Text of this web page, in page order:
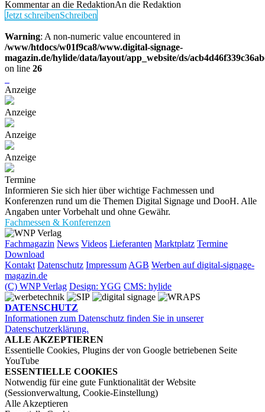
Kommentar an die RedaktionAn die Redaktion
Jetzt schreibenSchreiben
Warning: A non-numeric value encountered in
/www/htdocs/w01f9ca8/www.digital-signage-
magazin.de/hylide/data/layout/app_website/ds/
on line 26
Anzeige
Anzeige
Anzeige
Anzeige
Termine
Informieren Sie sich hier über wichtige Fachmessen und
Konferenzen rund um die Themen Digital Signage und DooH. Alle
Angaben unter Vorbehalt und ohne Gewähr.
Fachmessen & Konferenzen
Fachmagazin News Videos Lieferanten Marktplatz Termine
Download
Kontakt Datenschutz ImpressumAGB Werben auf digital-signage-
magazin.de
(C) WNP Verlag Design: YGG CMS: hylide
DATENSCHUTZ
Informationen zum Datenschutz finden Sie in unserer
Datenschutzerklärung.
ALLE AKZEPTIEREN
Essentielle Cookies, Plugins der von Google betriebenen Seite
YouTube
ESSENTIELLE COOKIES
Notwendig für eine gute Funktionalität der Website
(Sessionverwaltung, Cookie-Einstellung)
Alle Akzeptieren